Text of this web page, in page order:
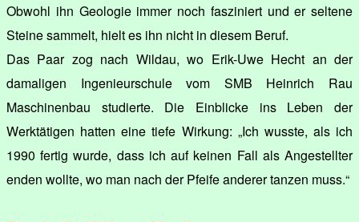
Obwohl ihn Geologie immer noch fasziniert und er seltene
Steine sammelt, hielt es ihn nicht in diesem Beruf.
Das Paar zog nach Wildau, wo Erik-Uwe Hecht an der
damaligen Ingenieurschule vom SMB Heinrich Rau
Maschinenbau studierte. Die Einblicke ins Leben der
Werktätigen hatten eine tiefe Wirkung: „Ich wusste, als ich
1990 fertig wurde, dass ich auf keinen Fall als Angestellter
enden wollte, wo man nach der Pfeife anderer tanzen muss.“